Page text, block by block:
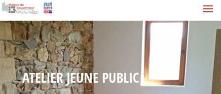
ATELIER JEUNE PUBLIC